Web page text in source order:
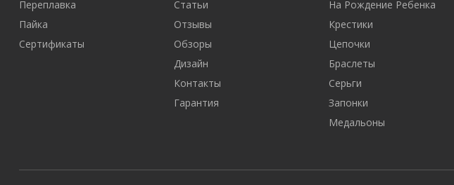
Переплавка
Пайка
Сертификаты
Статьи
Отзывы
Обзоры
Дизайн
Контакты
Гарантия
На Рождение Ребенка
Крестики
Цепочки
Браслеты
Серьги
Запонки
Медальоны